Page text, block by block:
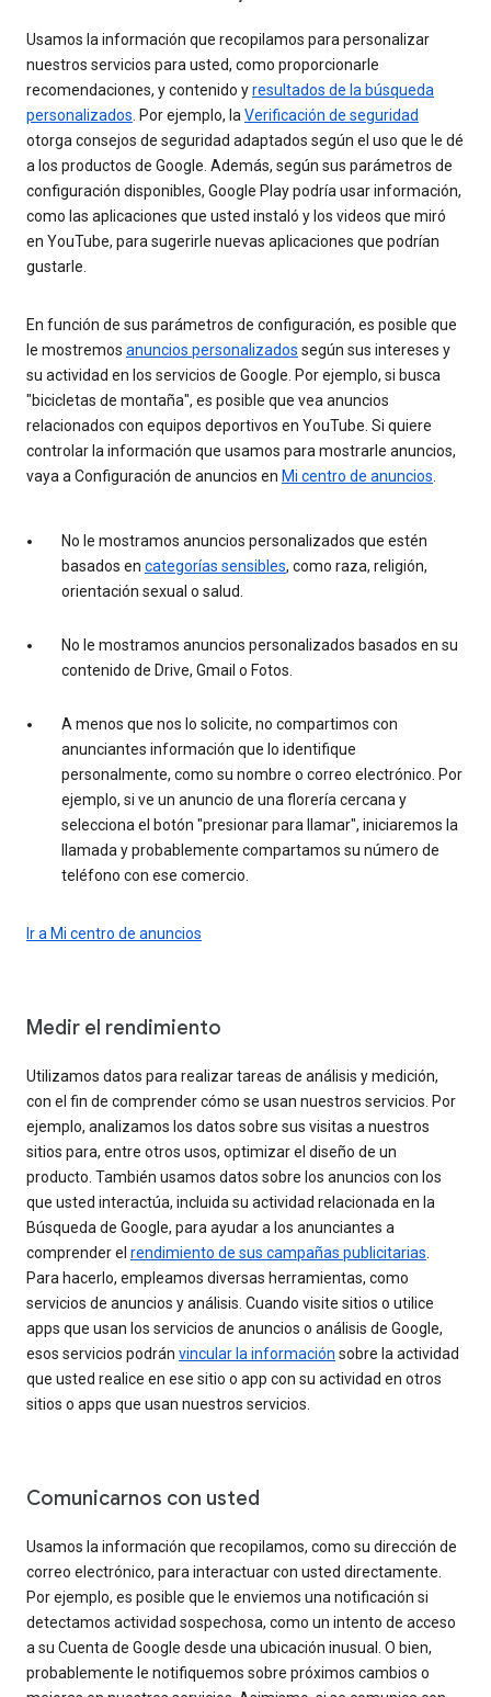
Usamos la información que recopilamos para personalizar
nuestros servicios para usted, como proporcionarle
recomendaciones, y contenido yresultados de la búsqueda
personalizados . Por ejemplo, la Verificación de seguridad
otorga consejos de seguridad adaptados según el uso que le dé
a los productos de Google. Además, según sus parámetros de
configuración disponibles, Google Play podría usar información,
como las aplicaciones que usted instaló y los videos que miró
en YouTube, para sugerirle nuevas aplicaciones que podrían
gustarle.
En función de sus parámetros de configuración, es posible que
le mostremos anuncios personalizados según sus intereses y
su actividad en los servicios de Google. Por ejemplo, si busca
"bicicletas de montaña", es posible que vea anuncios
relacionados con equipos deportivos en YouTube. Si quiere
controlar la información que usamos para mostrarle anuncios,
vaya a Configuración de anuncios en Mi centro de anuncios
No le mostramos anuncios personalizados que estén
basados en categorías sensibles, como raza, religión,
orientación sexual o salud.
No le mostramos anuncios personalizados basados en su
contenido de Drive, Gmail o Fotos.
A menos que nos lo solicite, no compartimos con
anunciantes información que lo identifique
personalmente, como su nombre o correo electrónico. Por
ejemplo, si ve un anuncio de una florería cercana y
selecciona el botón "presionar para llamar", iniciaremos la
llamada y probablemente compartamos su número de
teléfono con ese comercio.
Ir a Mi centro de anuncios
Medir el rendimiento
Utilizamos datos para realizar tareas de análisis y medición,
con el fin de comprender cómo se usan nuestros servicios. Por
ejemplo, analizamos los datos sobre sus visitas a nuestros
sitios para, entre otros usos, optimizar el diseño de un
producto. También usamos datos sobre los anuncios con los
que usted interactúa, incluida su actividad relacionada en la
Búsqueda de Google, para ayudar a los anunciantes a
comprender el rendimiento de sus campañas publicitarias
Para hacerlo, empleamos diversas herramientas, como
servicios de anuncios y análisis. Cuando visite sitios o utilice
apps que usan los servicios de anuncios o análisis de Google,
esos servicios podrán vincular la información sobre la actividad
que usted realice en ese sitio o app con su actividad en otros
sitios o apps que usan nuestros servicios.
Comunicarnos con usted
Usamos la información que recopilamos, como su dirección de
correo electrónico, para interactuar con usted directamente.
Por ejemplo, es posible que le enviemos una notificación si
detectamos actividad sospechosa, como un intento de acceso
a su Cuenta de Google desde una ubicación inusual. O bien,
probablemente le notifiquemos sobre próximos cambios o